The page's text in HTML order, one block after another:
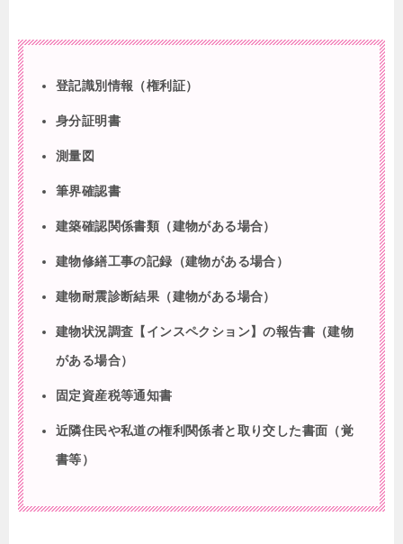
登記識別情報（権利証）
身分証明書
測量図
筆界確認書
建築確認関係書類（建物がある場合）
建物修繕工事の記録（建物がある場合）
建物耐震診断結果（建物がある場合）
建物状況調査【インスペクション】の報告書（建物
がある場合）
固定資産税等通知書
近隣住民や私道の権利関係者と取り交した書面（覚
書等）